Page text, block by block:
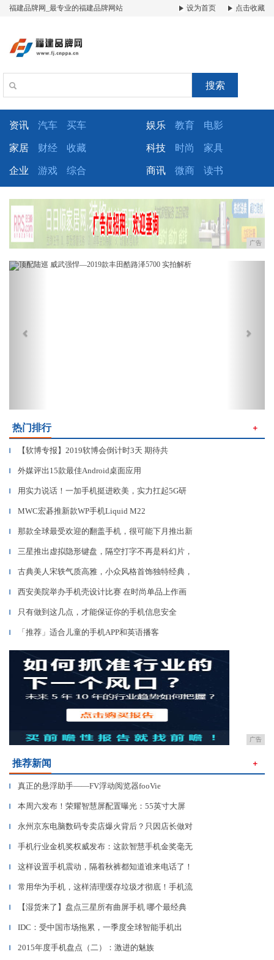
福建品牌网_最专业的福建品牌网站 设为首页 点击收藏
搜索
资讯 汽车 买车 娱乐 教育 电影
家居 财经 收藏 科技 时尚 家具
企业 游戏 综合 商讯 微商 读书
广告
Previous
热门排行 ＋
▎ 【软博专报】2019软博会倒计时3天 期待共
▎ 外媒评出15款最佳Android桌面应用
▎ 用实力说话！一加手机挺进欧美，实力扛起5G研
▎ MWC宏碁推新款WP手机Liquid M22
▎ 那款全球最受欢迎的翻盖手机，很可能下月推出新
▎ 三星推出虚拟隐形键盘，隔空打字不再是科幻片，
▎ 古典美人宋轶气质高雅，小众风格首饰独特经典，
▎ 西安美院举办手机壳设计比赛 在时尚单品上作画
▎ 只有做到这几点，才能保证你的手机信息安全
▎ 「推荐」适合儿童的手机APP和英语播客
广告
推荐新闻 ＋
▎ 真正的悬浮助手——FV浮动阅览器fooVie
▎ 本周六发布！荣耀智慧屏配置曝光：55英寸大屏
▎ 永州京东电脑数码专卖店爆火背后？只因店长做对
▎ 手机行业金机奖权威发布：这款智慧手机金奖毫无
▎ 这样设置手机震动，隔着秋裤都知道谁来电话了！
▎ 常用华为手机，这样清理缓存垃圾才彻底！手机流
▎ 【湿货来了】盘点三星所有曲屏手机 哪个最经典
▎ IDC：受中国市场拖累，一季度全球智能手机出
▎ 2015年度手机盘点（二）：激进的魅族